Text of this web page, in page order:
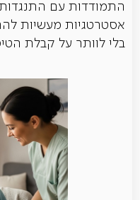
התמודדות עם
אסטרטגיות מעשיות
בלי לוותר על קבלת